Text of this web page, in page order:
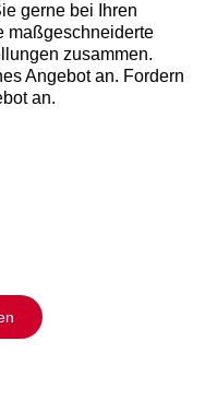
gerne bei Ihren
maßgeschneiderte
zusammen.
Angebot an. Fordern
an.